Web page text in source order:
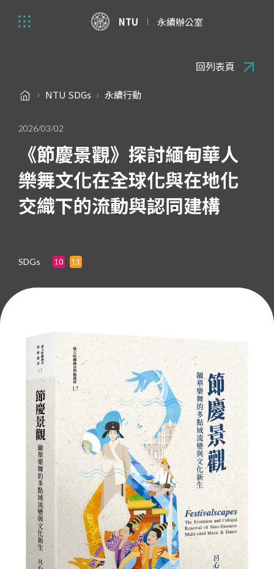
NTU 永續辦公室
NTU SDGs 永續行動
回列表頁
2026/03/02
《節慶景觀》探討緬甸華人
樂舞文化在全球化與在地化
交織下的流動與認同建構
SDGs